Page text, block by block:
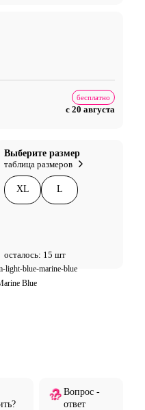
бесплатно
с 20 августа
Выберите размер
таблица размеров
XL L
осталось: 15 шт
light-blue-marine-blue
Blue
Вопрос -
ответ